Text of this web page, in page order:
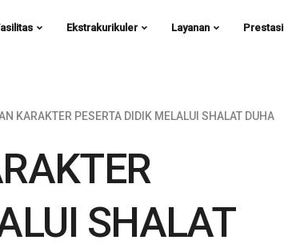
Ekstrakurikuler Layanan Prestasi
KARAKTER PESERTA DIDIK MELALUI SHALAT DUHA
SHALAT